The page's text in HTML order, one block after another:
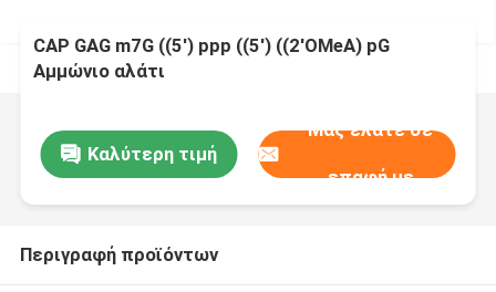
CAP GAG m7G ((5') ppp ((5') ((2'OMeA) pG
Αμμώνιο αλάτι
Καλύτερη τιμή
Μας ελάτε σε
επαφή με
Περιγραφή προϊόντων